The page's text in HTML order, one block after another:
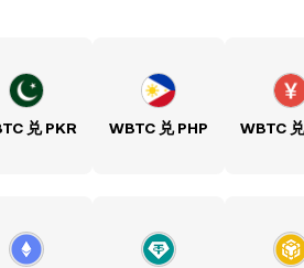
兑 PKR WBTC 兑 PHP WBTC